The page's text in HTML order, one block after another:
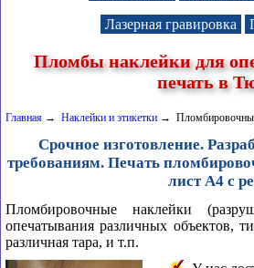
Лазерная гравировка
Пломбы наклейки для
печать в
Главная → Наклейки и этикетки →
Срочное изготовление.
требованиям. Печать
лист А4 с
Пломбировочные наклейки
опечатывания различных объектов,
различная тара, и т.п.